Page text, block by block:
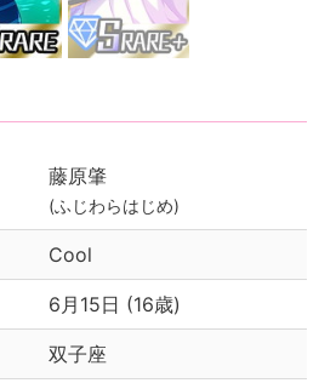
藤原肇
(ふじわらはじめ)
Cool
6月15日 (16歳)
双子座